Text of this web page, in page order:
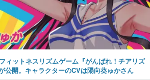
ィットネスリズムゲーム『がんばれ！チアリズ
公開。キャラクターのCVは陽向葵ゅかさん